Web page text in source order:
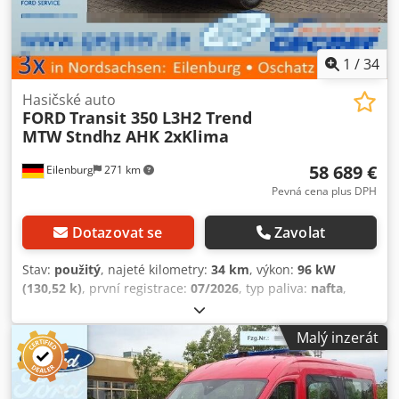
v jeho aktuálním stavu.
1 /34
Eilenburg 271 km
Hasičské auto
FORDTransit 350 L3H2 Trend
MTW Stndhz AHK 2xKlima
58 689 €
Pevná cena plus DPH
Dotazovat se Zavolat
Stav: použitý, najeté kilometry: 34 km, výkon: 96 kW
(130,52 k), první registrace: 07/2026, typ paliva: nafta,
, barva:
automatický, počet míst k sezení:9, celková délka:5 981
mm, celková šířka: 2 533 mm, celková výška: 2 448 mm,
Vybavení:ABS, centrální zamykání, elektronický
stabilizační program (ESP), klimatizace, navigační
Malý inzerát